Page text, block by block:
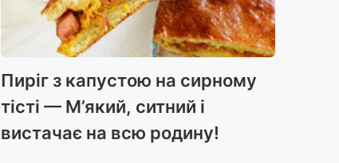
Пиріг з капустою на сирному
тісті — М’який, ситний і
вистачає на всю родину!